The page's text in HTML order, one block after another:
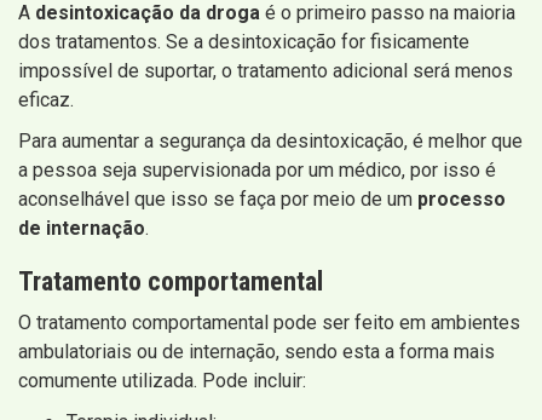
A desintoxicação da droga é o primeiro passo na maioria
dos tratamentos. Se a desintoxicação for fisicamente
impossível de suportar, o tratamento adicional será menos
eficaz.
Para aumentar a segurança da desintoxicação, é melhor que
a pessoa seja supervisionada por um médico, por isso é
aconselhável que isso se faça por meio de um processo
de internação.
Tratamento comportamental
O tratamento comportamental pode ser feito em ambientes
ambulatoriais ou de internação, sendo esta a forma mais
comumente utilizada. Pode incluir: